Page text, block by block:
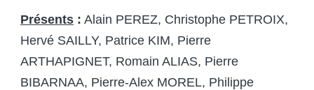
Présents : Alain PEREZ, Christophe PETROIX,
Hervé SAILLY, Patrice KIM, Pierre
ARTHAPIGNET, Romain ALIAS, Pierre
BIBARNAA, Pierre-Alex MOREL, Philippe